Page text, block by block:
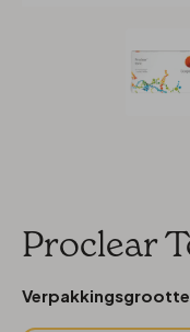
Proclear
Verpakkingsgrootte